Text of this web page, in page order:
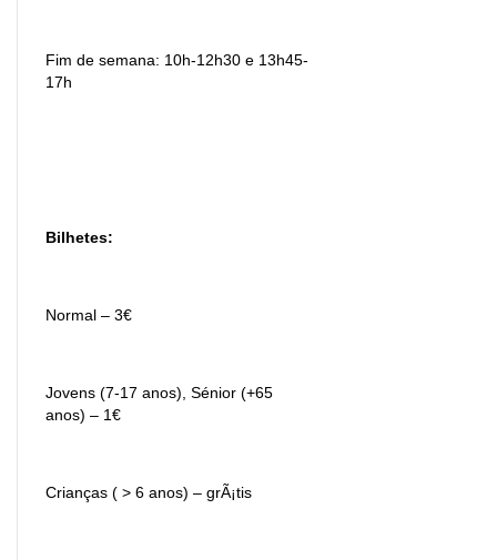
Fim de semana: 10h-12h30 e 13h45-
17h
Bilhetes:
Normal – 3€
Jovens (7-17 anos), Sénior (+65
anos) – 1€
Crianças ( > 6 anos) – grÃ¡tis